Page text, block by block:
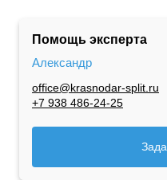
Помощь эксперта
Александр
office@krasnodar-split.ru
+7 938 486-24-25